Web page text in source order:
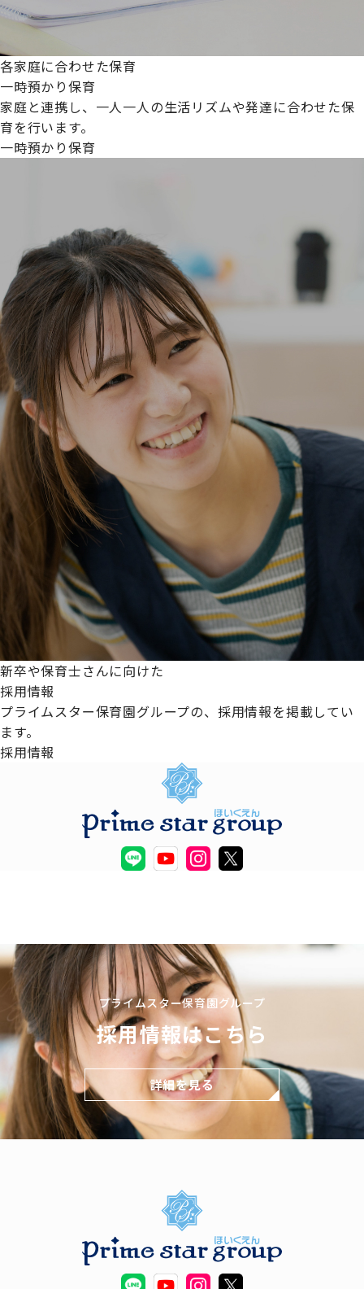
各家庭に合わせた保育
一時預かり保育
家庭と連携し、一人一人の生活リズムや発達に合わせた保
育を行います。
一時預かり保育
新卒や保育士さんに向けた
採用情報
プライムスター保育園グループの、採用情報を掲載してい
ます。
採用情報
プライムスター保育園グループ
採用情報はこちら
詳細を見る